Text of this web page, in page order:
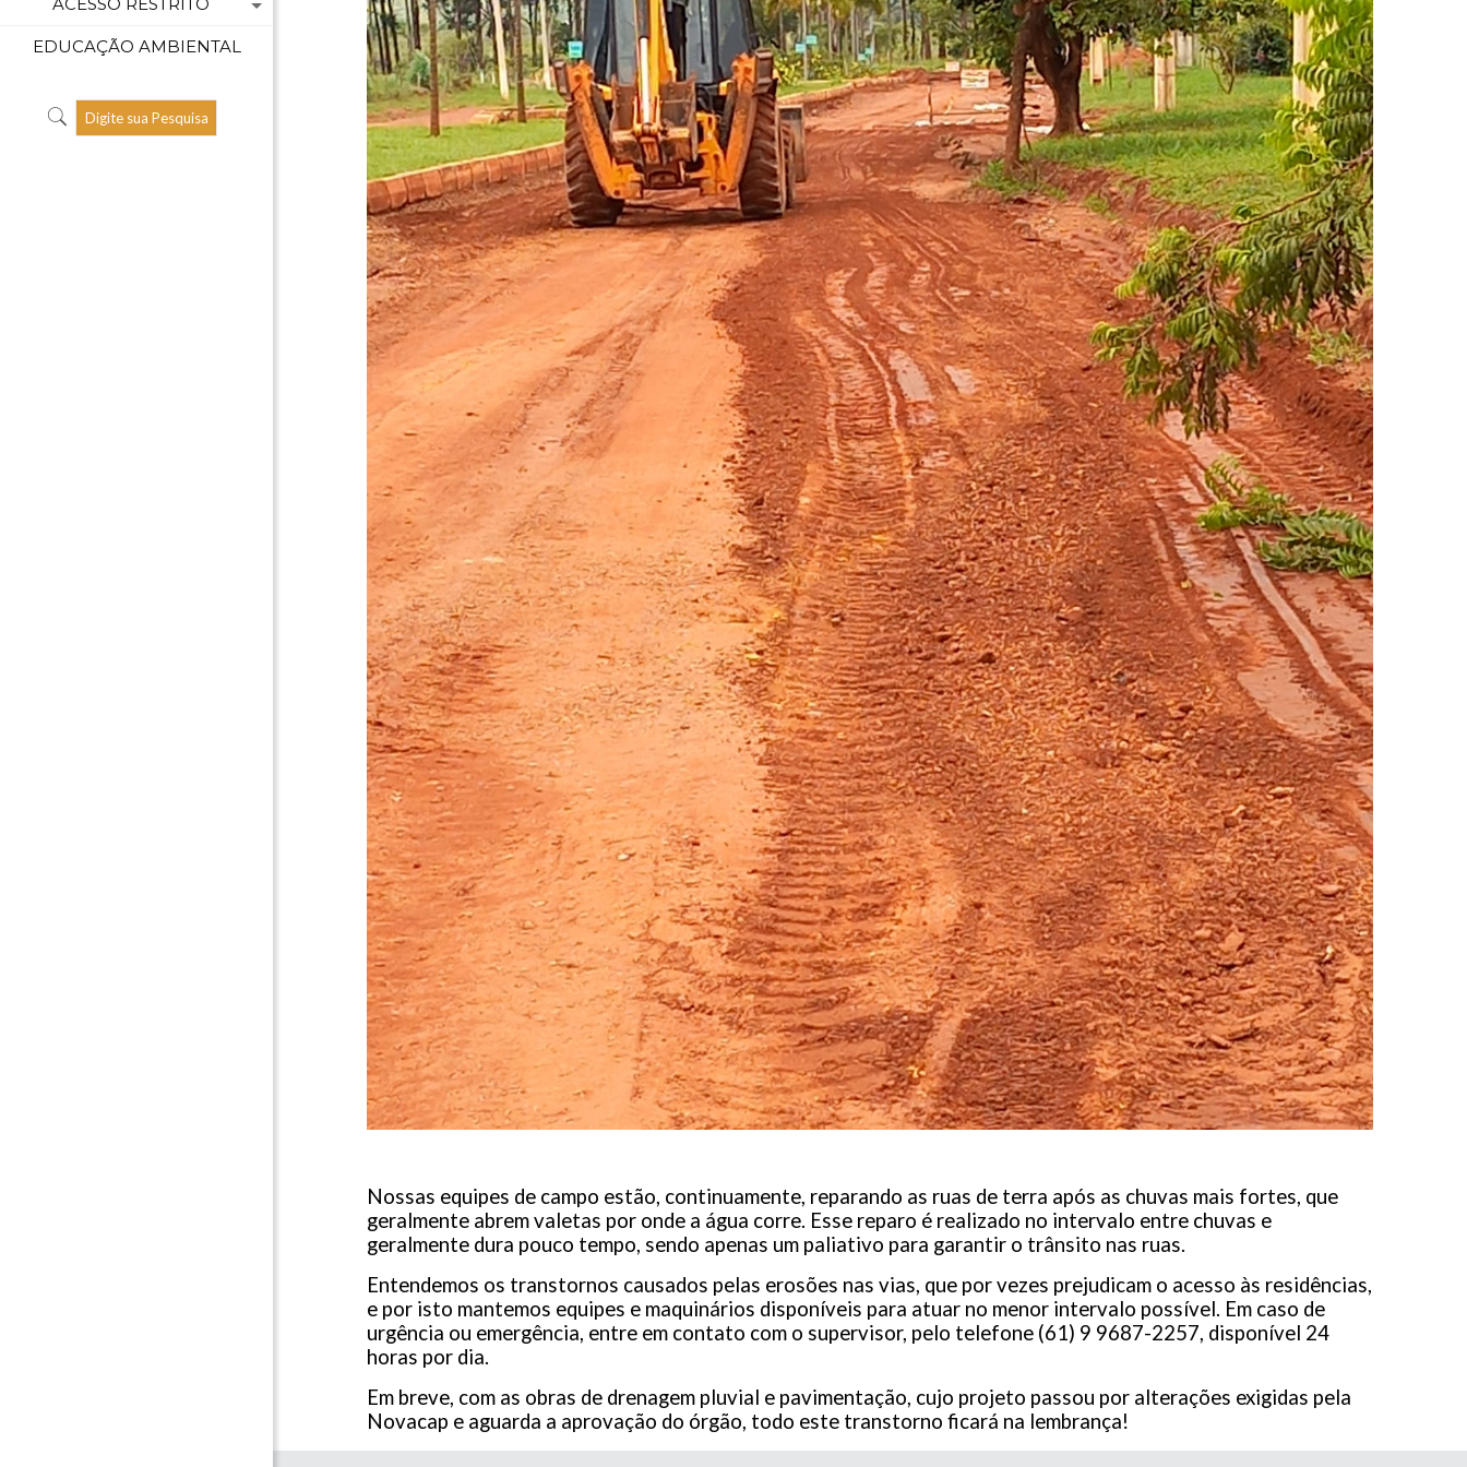
EDUCAÇÃO AMBIENTAL
Nossas equipes de campo estão, continuamente, reparando as ruas de terra após as chuvas mais fortes, que
geralmente abrem valetas por onde a água corre. Esse reparo é realizado no intervalo entre chuvas e
geralmente dura pouco tempo, sendo apenas um paliativo para garantir o trânsito nas ruas.
Entendemos os transtornos causados pelas erosões nas vias, que por vezes prejudicam o acesso às residências,
e por isto mantemos equipes e maquinários disponíveis para atuar no menor intervalo possível. Em caso de
urgência ou emergência, entre em contato com o supervisor, pelo telefone (61) 9 9687-2257, disponível 24
horas por dia.
Em breve, com as obras de drenagem pluvial e pavimentação, cujo projeto passou por alterações exigidas pela
Novacap e aguarda a aprovação do órgão, todo este transtorno ficará na lembrança!